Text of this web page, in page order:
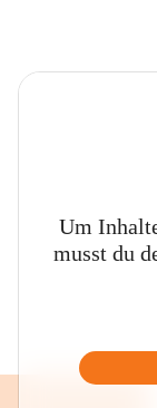
Um
musst du